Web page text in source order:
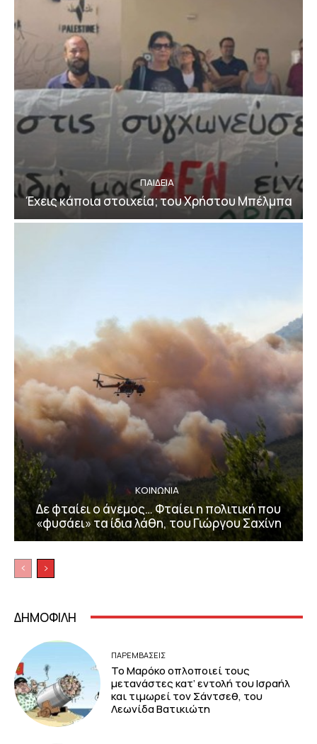
ΠΑΙΔΕΙΑ
Έχεις κάποια στοιχεία; του Χρήστου Μπέλμπα
ΚΟΙΝΩΝΙΑ
Δε φταίει ο άνεμος… Φταίει η πολιτική που
«φυσάει» τα ίδια λάθη, του Γιώργου Σαχίνη
ΔΗΜΟΦΙΛΗ
ΠΑΡΕΜΒΑΣΕΙΣ
Το Μαρόκο οπλοποιεί τους
μετανάστες κατ’ εντολή του Ισραήλ
και τιμωρεί τον Σάντσεθ, του
Λεωνίδα Βατικιώτη